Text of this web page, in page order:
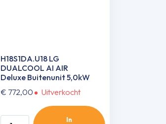
H18S1DA.U18 LG
DUALCOOL AI AIR
Deluxe Buitenunit 5,0kW
€ 772,00 Uitverkocht
H18S1DA.U18
In